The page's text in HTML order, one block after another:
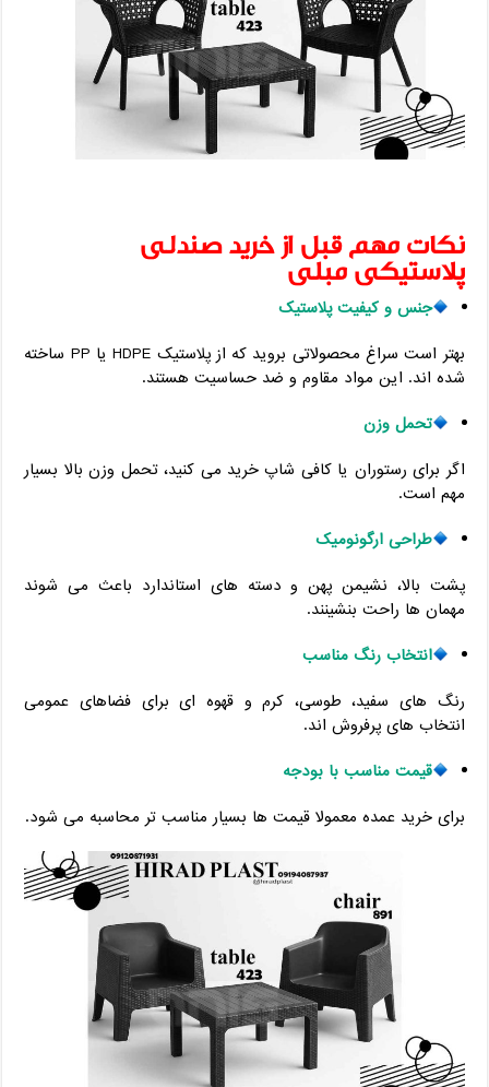
نکات مهم قبل از خرید صندلی
پلاستیکی مبلی
جنس و کیفیت پلاستیک
بهتر است سراغ محصولاتی بروید که از پلاستیک HDPE یا PP ساخته
شده ‌اند. این مواد مقاوم و ضد حساسیت هستند.
تحمل وزن
اگر برای رستوران یا کافی ‌شاپ خرید می ‌کنید، تحمل وزن بالا بسیار
مهم است.
طراحی ارگونومیک
پشت ‌بالا، نشیمن پهن و دسته ‌های استاندارد باعث می‌ شوند
مهمان‌ ها راحت بنشینند.
انتخاب رنگ مناسب
رنگ ‌های سفید، طوسی، کرم و قهوه‌ ای برای فضاهای عمومی
انتخاب ‌های پرفروش‌ اند.
قیمت مناسب با بودجه
برای خرید عمده معمولا قیمت ‌ها بسیار مناسب ‌تر محاسبه می‌ شود.